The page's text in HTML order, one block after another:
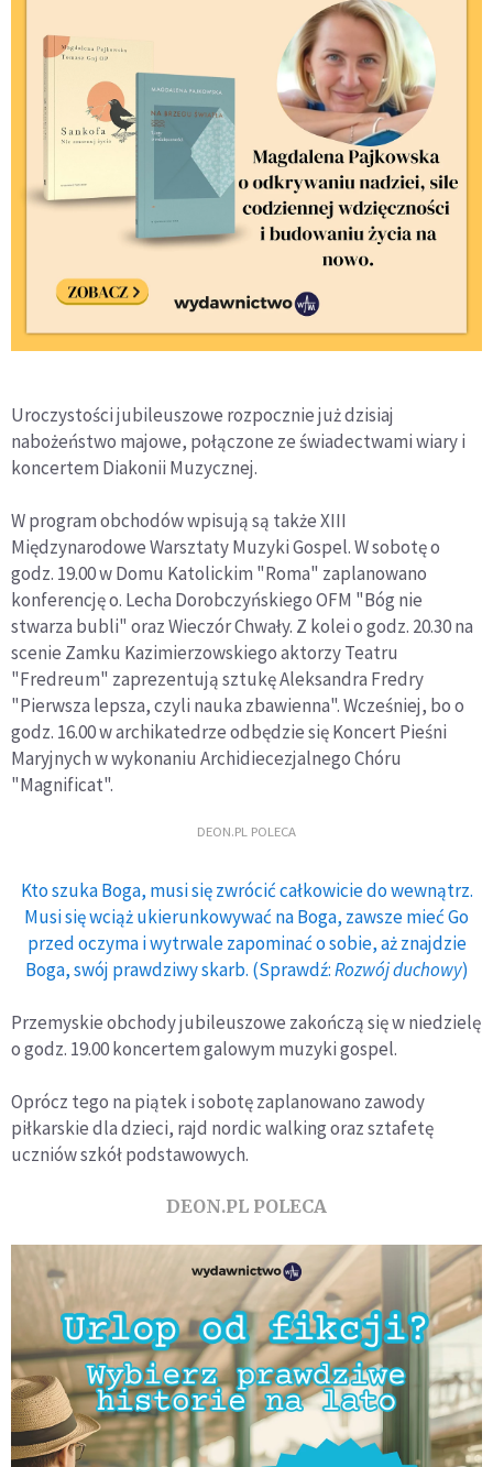
Uroczystości jubileuszowe rozpocznie już dzisiaj
nabożeństwo majowe, połączone ze świadectwami wiary i
koncertem Diakonii Muzycznej.
W program obchodów wpisują są także XIII
Międzynarodowe Warsztaty Muzyki Gospel. W sobotę o
godz. 19.00 w Domu Katolickim "Roma" zaplanowano
konferencję o. Lecha Dorobczyńskiego OFM "Bóg nie
stwarza bubli" oraz Wieczór Chwały. Z kolei o godz. 20.30 na
scenie Zamku Kazimierzowskiego aktorzy Teatru
"Fredreum" zaprezentują sztukę Aleksandra Fredry
"Pierwsza lepsza, czyli nauka zbawienna". Wcześniej, bo o
godz. 16.00 w archikatedrze odbędzie się Koncert Pieśni
Maryjnych w wykonaniu Archidiecezjalnego Chóru
"Magnificat".
DEON.PL POLECA
Kto szuka Boga, musi się zwrócić całkowicie do wewnątrz.
Musi się wciąż ukierunkowywać na Boga, zawsze mieć Go
przed oczyma i wytrwale zapominać o sobie, aż znajdzie
Boga, swój prawdziwy skarb. (Sprawdź:Rozwój duchowy)
Przemyskie obchody jubileuszowe zakończą się w niedzielę
o godz. 19.00 koncertem galowym muzyki gospel.
Oprócz tego na piątek i sobotę zaplanowano zawody
piłkarskie dla dzieci, rajd nordic walking oraz sztafetę
uczniów szkół podstawowych.
DEON.PL POLECA